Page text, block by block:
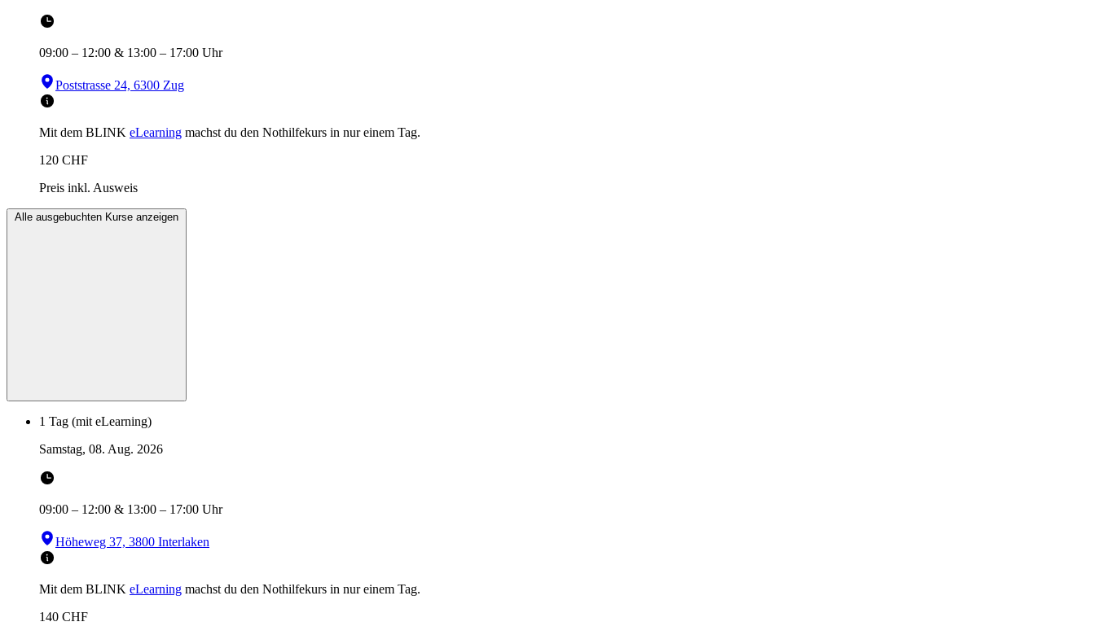
09:00 – 12:00 & 13:00 – 17:00 Uhr
Poststrasse 24, 6300 Zug
Mit dem BLINK eLearning machst du den Nothilfekurs in nur einem Tag.
120 CHF
Preis inkl. Ausweis
Alle ausgebuchten Kurse anzeigen
1 Tag (mit eLearning)
Samstag, 08. Aug. 2026
09:00 – 12:00 & 13:00 – 17:00 Uhr
Höheweg 37, 3800 Interlaken
Mit dem BLINK eLearning machst du den Nothilfekurs in nur einem Tag.
140 CHF